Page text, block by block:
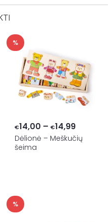
%
€14,00 – €14,99Price
range:
Dėlionė – Meškučių
šeima
%